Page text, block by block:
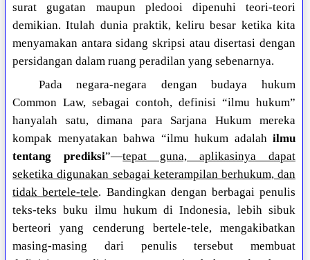
surat gugatan maupun pledooi dipenuhi teori-teori
demikian. Itulah dunia praktik, keliru besar ketika kita
menyamakan antara sidang skripsi atau disertasi dengan
persidangan dalam ruang peradilan yang sebenarnya.
Pada negara-negara dengan budaya hukum
Common Law, sebagai contoh, definisi “ilmu hukum”
hanyalah satu, dimana para Sarjana Hukum mereka
kompak menyatakan bahwa “ilmu hukum adalah ilmu
tentang prediksi”—tepat guna, aplikasinya dapat
seketika digunakan sebagai keterampilan berhukum, dan
tidak bertele-tele. Bandingkan dengan berbagai penulis
teks-teks buku ilmu hukum di Indonesia, lebih sibuk
berteori yang cenderung bertele-tele, mengakibatkan
masing-masing dari penulis tersebut membuat